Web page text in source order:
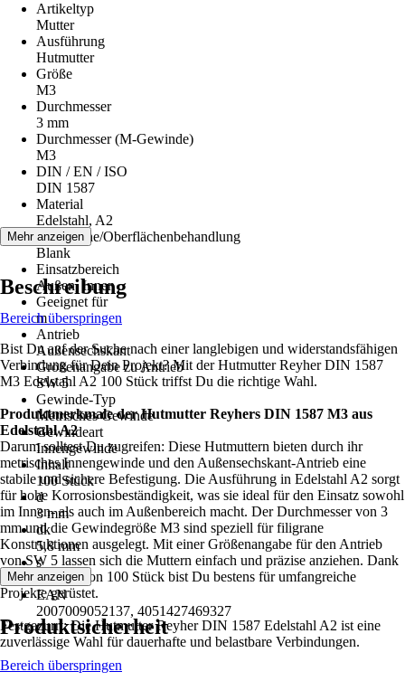
Artikeltyp
Mutter
Ausführung
Hutmutter
Größe
M3
Durchmesser
3 mm
Durchmesser (M-Gewinde)
M3
DIN / EN / ISO
DIN 1587
Material
Edelstahl, A2
Oberfläche/Oberflächenbehandlung
Blank
Einsatzbereich
Außen, Innen
Geeignet für
m
Antrieb
Außensechskant
Größenangabe zu Antrieb
SW 5
Gewinde-Typ
Metrisches Gewinde
Gewindeart
Innengewinde
Inhalt
100 Stück
d
3 mm
dk
5,8 mm
s
5,5 mm
EAN
2007009052137, 4051427469327
Mehr anzeigen
Beschreibung
Bereich überspringen
Bist Du auf der Suche nach einer langlebigen und widerstandsfähigen
Verbindung für Dein Projekt? Mit der Hutmutter Reyher DIN 1587
M3 Edelstahl A2 100 Stück triffst Du die richtige Wahl.
Produktmerkmale der Hutmutter Reyhers DIN 1587 M3 aus
Edelstahl A2
Darum solltest Du zugreifen: Diese Hutmuttern bieten durch ihr
metrisches Innengewinde und den Außensechskant-Antrieb eine
stabile und sichere Befestigung. Die Ausführung in Edelstahl A2 sorgt
für hohe Korrosionsbeständigkeit, was sie ideal für den Einsatz sowohl
im Innen- als auch im Außenbereich macht. Der Durchmesser von 3
mm und die Gewindegröße M3 sind speziell für filigrane
Konstruktionen ausgelegt. Mit einer Größenangabe für den Antrieb
von SW 5 lassen sich die Muttern einfach und präzise anziehen. Dank
der Lieferung von 100 Stück bist Du bestens für umfangreiche
Projekte gerüstet.
Festgezurrt: Die Hutmutter Reyher DIN 1587 Edelstahl A2 ist eine
zuverlässige Wahl für dauerhafte und belastbare Verbindungen.
Mehr anzeigen
Produktsicherheit
Bereich überspringen